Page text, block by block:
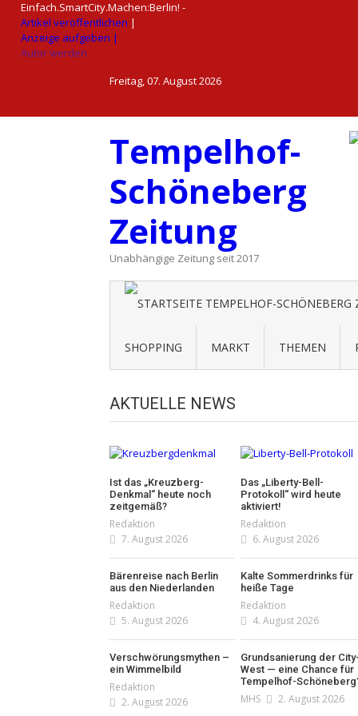
content
Einfach.SmartCity.Machen:Berlin! -
Artikel veröffentlichen |
Anzeige aufgeben |
Autor werden
Freitag, 07. August 2026
Tempelhof-
Schöneberg
Zeitung
Unabhängige Zeitung seit 2017
SHOPPING MARKT THEMEN
AKTUELLE NEWS
Ist das „Kreuzberg-
Denkmal“ heute noch
zeitgemäß?
Redaktion
7. August 2026
Das „Liberty-Bell-
Protokoll“ wird heute
aktiviert!
Redaktion
6. August 2026
Bärenreise nach Berlin
aus den Niederlanden
Redaktion
5. August 2026
Kalte Sommerdrinks für
heiße Tage
Redaktion
4. August 2026
Verschwörungsmythen –
ein Wimmelbild
Redaktion
2. August 2026
Grundsanierung der City-
West — eine Chance für
Tempelhof-
MHS 2. August 2026